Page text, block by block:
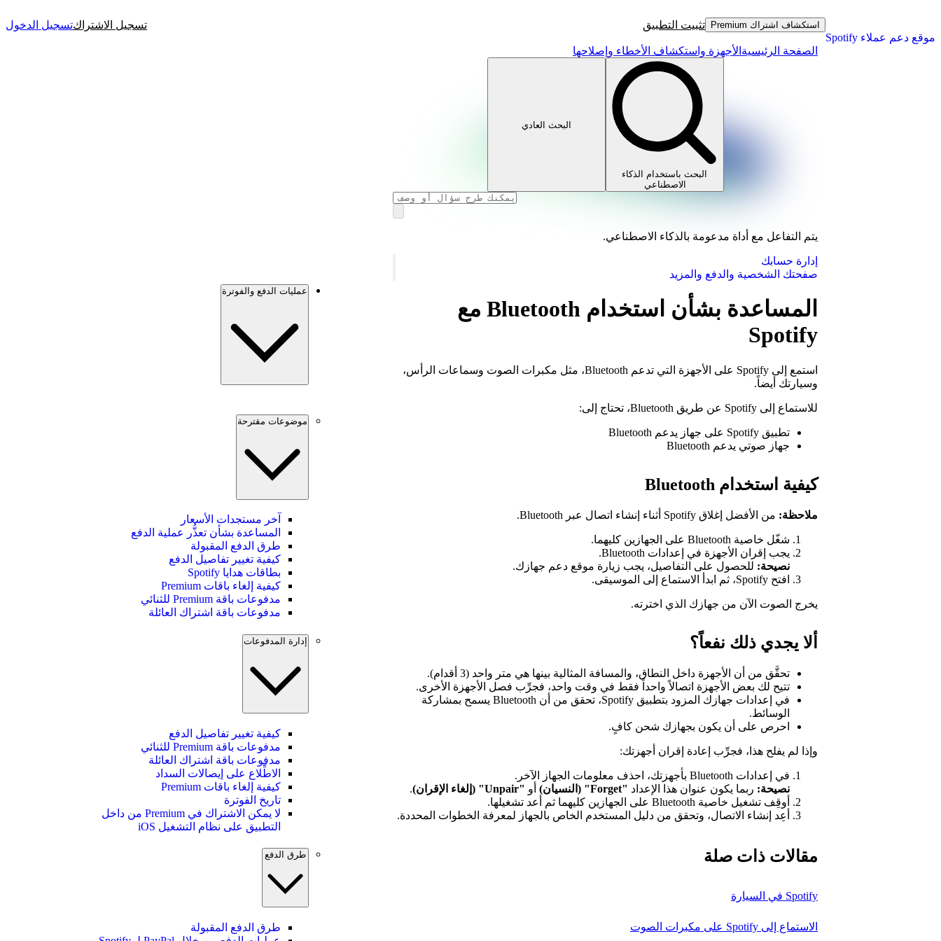
موقع دعم عملاء Spotify
استكشاف اشتراك Premium تثبيت التطبيق تسجيل الاشتراكتسجيل الدخول
الصفحة الرئيسية الأجهزة واستكشاف الأخطاء وإصلاحها
البحث باستخدام الذكاء
الاصطناعي
البحث العادي
يتم التفاعل مع أداة مدعومة بالذكاء الاصطناعي.
إدارة حسابك
صفحتك الشخصية والدفع والمزيد
المساعدة بشأن استخدام Bluetooth مع
Spotify
استمع إلى Spotify على الأجهزة التي تدعم Bluetooth، مثل مكبرات الصوت وسماعات الرأس،
وسيارتك أيضاً.
للاستماع إلى Spotify عن طريق Bluetooth، تحتاج إلى:
تطبيق Spotify على جهاز يدعم Bluetooth
جهاز صوتي يدعم Bluetooth
كيفية استخدام Bluetooth
ملاحظة: من الأفضل إغلاق Spotify أثناء إنشاء اتصال عبر Bluetooth.
شغّل خاصية Bluetooth على الجهازين كليهما.
يجب إقران الأجهزة في إعدادات Bluetooth.
نصيحة: للحصول على التفاصيل، يجب زيارة موقع دعم جهازك.
افتح Spotify، ثم ابدأ الاستماع إلى الموسيقى.
يخرج الصوت الآن من جهازك الذي اخترته.
ألا يجدي ذلك نفعاً؟
تحقَّق من أن الأجهزة داخل النطاق، والمسافة المثالية بينها هي متر واحد (3 أقدام).
تتيح لك بعض الأجهزة اتصالاً واحداً فقط في وقت واحد، فجرِّب فصل الأجهزة الأخرى.
في إعدادات جهازك المزود بتطبيق Spotify، تحقق من أن Bluetooth يسمح بمشاركة
الوسائط.
احرص على أن يكون بجهازك شحن كافٍ.
وإذا لم يفلح هذا، فجرِّب إعادة إقران أجهزتك:
في إعدادات Bluetooth بأجهزتك، احذف معلومات الجهاز الآخر.
نصيحة: ربما يكون عنوان هذا الإعداد "Forget" (النسيان) أو "Unpair" (إلغاء الإقران)
.
أوقِف تشغيل خاصية Bluetooth على الجهازين كليهما ثم أعد تشغيلها.
أعِد إنشاء الاتصال، وتحقق من دليل المستخدم الخاص بالجهاز لمعرفة الخطوات المحددة.
مقالات ذات صلة
Spotify في السيارة
الاستماع إلى Spotify على مكبرات الصوت
عمليات الدفع والفوترة
موضوعات مقترحة
آخر مستجدات الأسعار
المساعدة بشأن تعذُّر عملية الدفع
طرق الدفع المقبولة
كيفية تغيير تفاصيل الدفع
بطاقات هدايا Spotify
كيفية إلغاء باقات Premium
مدفوعات باقة Premium للثنائي
مدفوعات باقة اشتراك العائلة
إدارة المدفوعات
كيفية تغيير تفاصيل الدفع
مدفوعات باقة Premium للثنائي
مدفوعات باقة اشتراك العائلة
الاطِّلاع على إيصالات السداد
كيفية إلغاء باقات Premium
تاريخ الفوترة
لا يمكن الاشتراك في Premium من داخل
التطبيق على نظام التشغيل iOS
طرق الدفع
طرق الدفع المقبولة